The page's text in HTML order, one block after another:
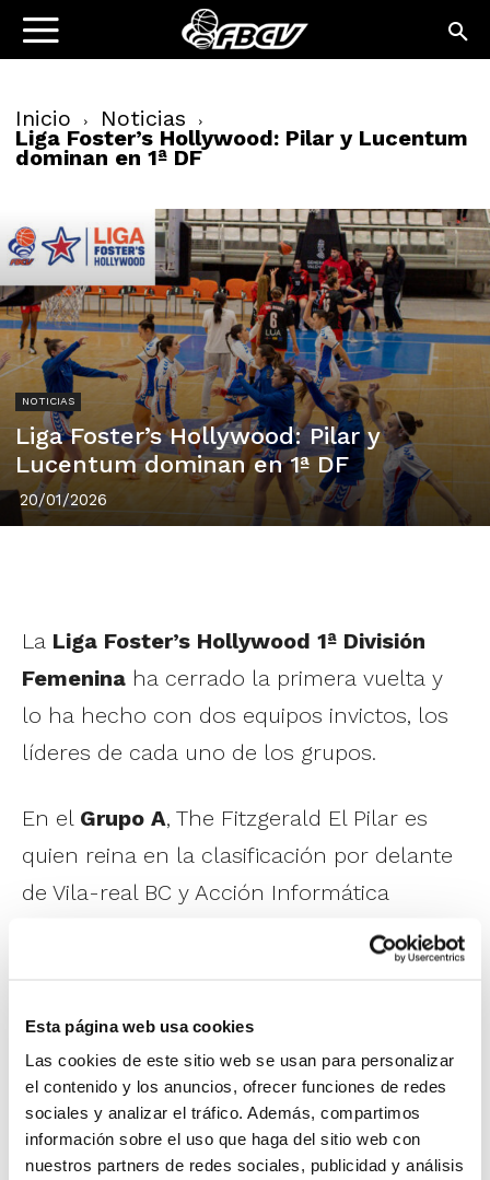
Esta página web usa cookies
Las cookies de este sitio web se usan para personalizar
el contenido y los anuncios, ofrecer funciones de redes
sociales y analizar el tráfico. Además, compartimos
información sobre el uso que haga del sitio web con
nuestros partners de redes sociales, publicidad y análisis
Inicio Noticias
Liga Foster’s Hollywood: Pilar y Lucentum
dominan en 1ª DF
NOTICIAS
Liga Foster’s Hollywood: Pilar y
Lucentum dominan en 1ª DF
20/01/2026
La Liga Foster’s Hollywood 1ª División
Femenina ha cerrado la primera vuelta y
lo ha hecho con dos equipos invictos, los
líderes de cada uno de los grupos.
En el Grupo A, The Fitzgerald El Pilar es
quien reina en la clasificación por delante
de Vila-real BC y Acción Informática
Godella, sus más firmes perseguidores con
sólo una derrota. Por detrás se encuentran
NB Paterna, Cortijo Andaluz CBF Puerto
Sagunto y y Alpesa CB Tavernes de la
Valldigna. Cierran la tabla con una victoria
Miarco Petraher y CDSC Godella.